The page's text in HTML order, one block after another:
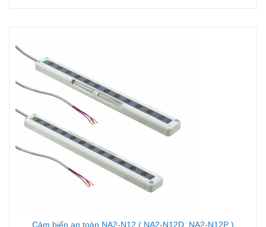
Cảm biến an toàn NA2-N12 ( NA2-N12D, NA2-N12P )